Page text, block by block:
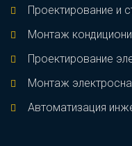
Проектирование и
Монтаж
Проектирование
Монтаж
Автоматизация